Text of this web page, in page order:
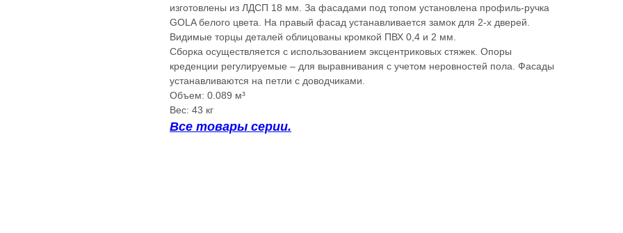
изготовлены из ЛДСП 18 мм. За фасадами под топом установлена профиль-ручка
GOLA белого цвета. На правый фасад устанавливается замок для 2-х дверей.
Видимые торцы деталей облицованы кромкой ПВХ 0,4 и 2 мм.
Сборка осуществляется с использованием эксцентриковых стяжек. Опоры
креденции регулируемые – для выравнивания с учетом неровностей пола. Фасады
устанавливаются на петли с доводчиками.
Объем: 0.089 м³
Вес: 43 кг
Все товары серии.